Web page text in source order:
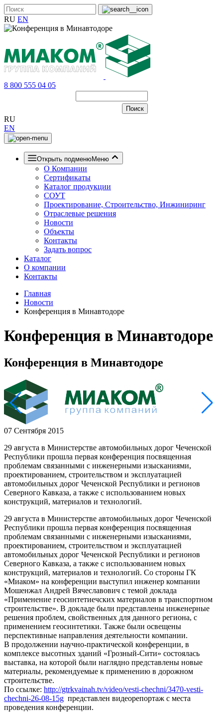
RU EN
8 800 555 04 05
RU
EN
Открыть подменюМеню
О Компании
Сертификаты
Каталог продукции
СОУТ
Проектирование, Строительство, Инжиниринг
Отраслевые решения
Новости
Объекты
Контакты
Задать вопрос
Каталог
О компании
Контакты
Главная
Новости
Конференция в Минавтодоре
Конференция в Минавтодоре
Конференция в Минавтодоре
07 Сентября 2015
29 августа в Министерстве автомобильных дорог Чеченской
Республики прошла первая конференция посвященная
проблемам связанными с инженерными изысканиями,
проектированием, строительством и эксплуатацией
автомобильных дорог Чеченской Республики и регионов
Северного Кавказа, а также с использованием новых
конструкций, материалов и технологий.
29 августа в Министерстве автомобильных дорог Чеченской
Республики прошла первая конференция посвященная
проблемам связанными с инженерными изысканиями,
проектированием, строительством и эксплуатацией
автомобильных дорог Чеченской Республики и регионов
Северного Кавказа, а также с использованием новых
конструкций, материалов и технологий. Со стороны ГК
«Миаком» на конференции выступил инженер компании
Мошенжал Андрей Вячеславович с темой доклада
«Применение геосинтетиечских материалов в транспортном
строительстве». В докладе были представлены инженерные
решения проблем, свойственных для данного региона, с
применением геосинтетики. Также были освещены
перспективные направления деятельности компании.
В продолжении научно-практической конференции, в
комплексе высотных зданий «Грозный-Сити» состоялась
выставка, на которой были наглядно представлены новые
материалы, рекомендуемые к применению в дорожном
строительстве.
По ссылке: http://gtrkvainah.tv/video/vesti-chechni/3470-vesti-
chechni-26-08-15g представлен видеорепортаж с места
проведения конференции.